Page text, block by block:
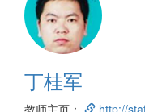
丁桂军
教师主页： http://